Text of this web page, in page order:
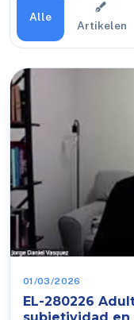
Alle
Artikelen
01/03/2026
EL-280226